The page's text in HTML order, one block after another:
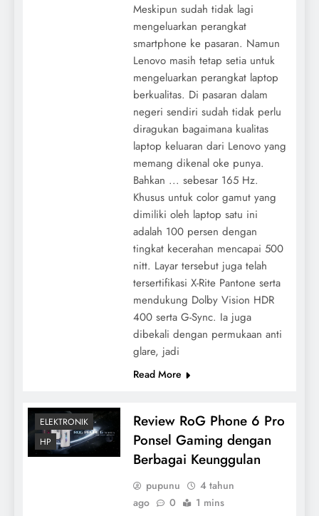
Meskipun sudah tidak lagi
mengeluarkan perangkat
smartphone ke pasaran. Namun
Lenovo masih tetap setia untuk
mengeluarkan perangkat laptop
berkualitas. Di pasaran dalam
negeri sendiri sudah tidak perlu
diragukan bagaimana kualitas
laptop keluaran dari Lenovo yang
memang dikenal oke punya.
Bahkan ... sebesar 165 Hz.
Khusus untuk color gamut yang
dimiliki oleh laptop satu ini
adalah 100 persen dengan
tingkat kecerahan mencapai 500
nitt. Layar tersebut juga telah
tersertifikasi X-Rite Pantone serta
mendukung Dolby Vision HDR
400 serta G-Sync. Ia juga
dibekali dengan permukaan anti
glare, jadi
Read More
ELEKTRONIK
HP
Review RoG Phone 6 Pro
Ponsel Gaming dengan
Berbagai Keunggulan
pupunu
4 tahun
ago
0 1 mins